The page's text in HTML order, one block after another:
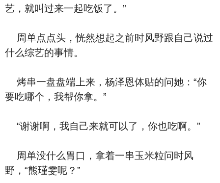
艺，就叫过来一起吃饭了。”
周单点点头，恍然想起之前时风野跟自己说过
什么综艺的事情。
烤串一盘盘端上来，杨泽恩体贴的问她：“你
要吃哪个，我帮你拿。”
“谢谢啊，我自己来就可以了，你也吃啊。”
周单没什么胃口，拿着一串玉米粒问时风
野，“熊瑾雯呢？”